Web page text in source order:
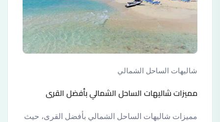
شاليهات الساحل الشمالي
مميزات شاليهات الساحل الشمالي بأفضل القرى
مميزات شاليهات الساحل الشمالي بأفضل القرى، حيث